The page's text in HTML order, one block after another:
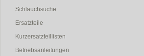
Schlauchsuche
Ersatzteile
Kurzersatzteillisten
Betriebsanleitungen